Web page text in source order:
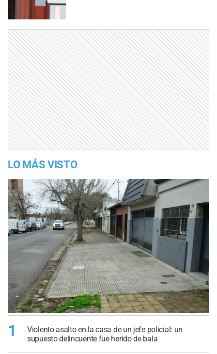
LO MÁS VISTO
1
Violento asalto en la casa de un jefe policial: un
supuesto delincuente fue herido de bala